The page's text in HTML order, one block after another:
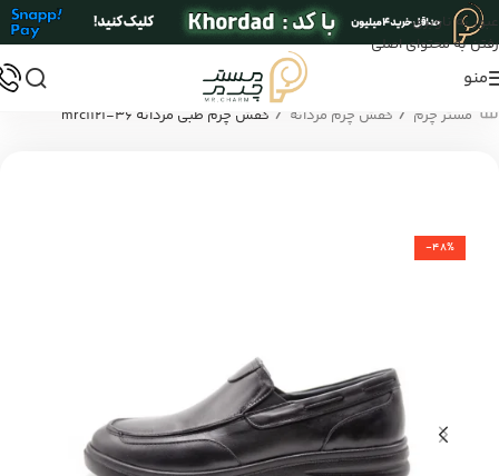
عبور به ناوبری
رفتن به محتوای اصلی
منو
مستر چرم / کفش چرم مردانه / کفش چرم طبی مردانه mrc1121-36
-48%